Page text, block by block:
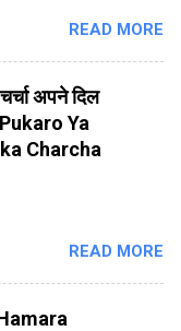
READ MORE
अपने दिल
Ya
Charcha
READ MORE
Hamara